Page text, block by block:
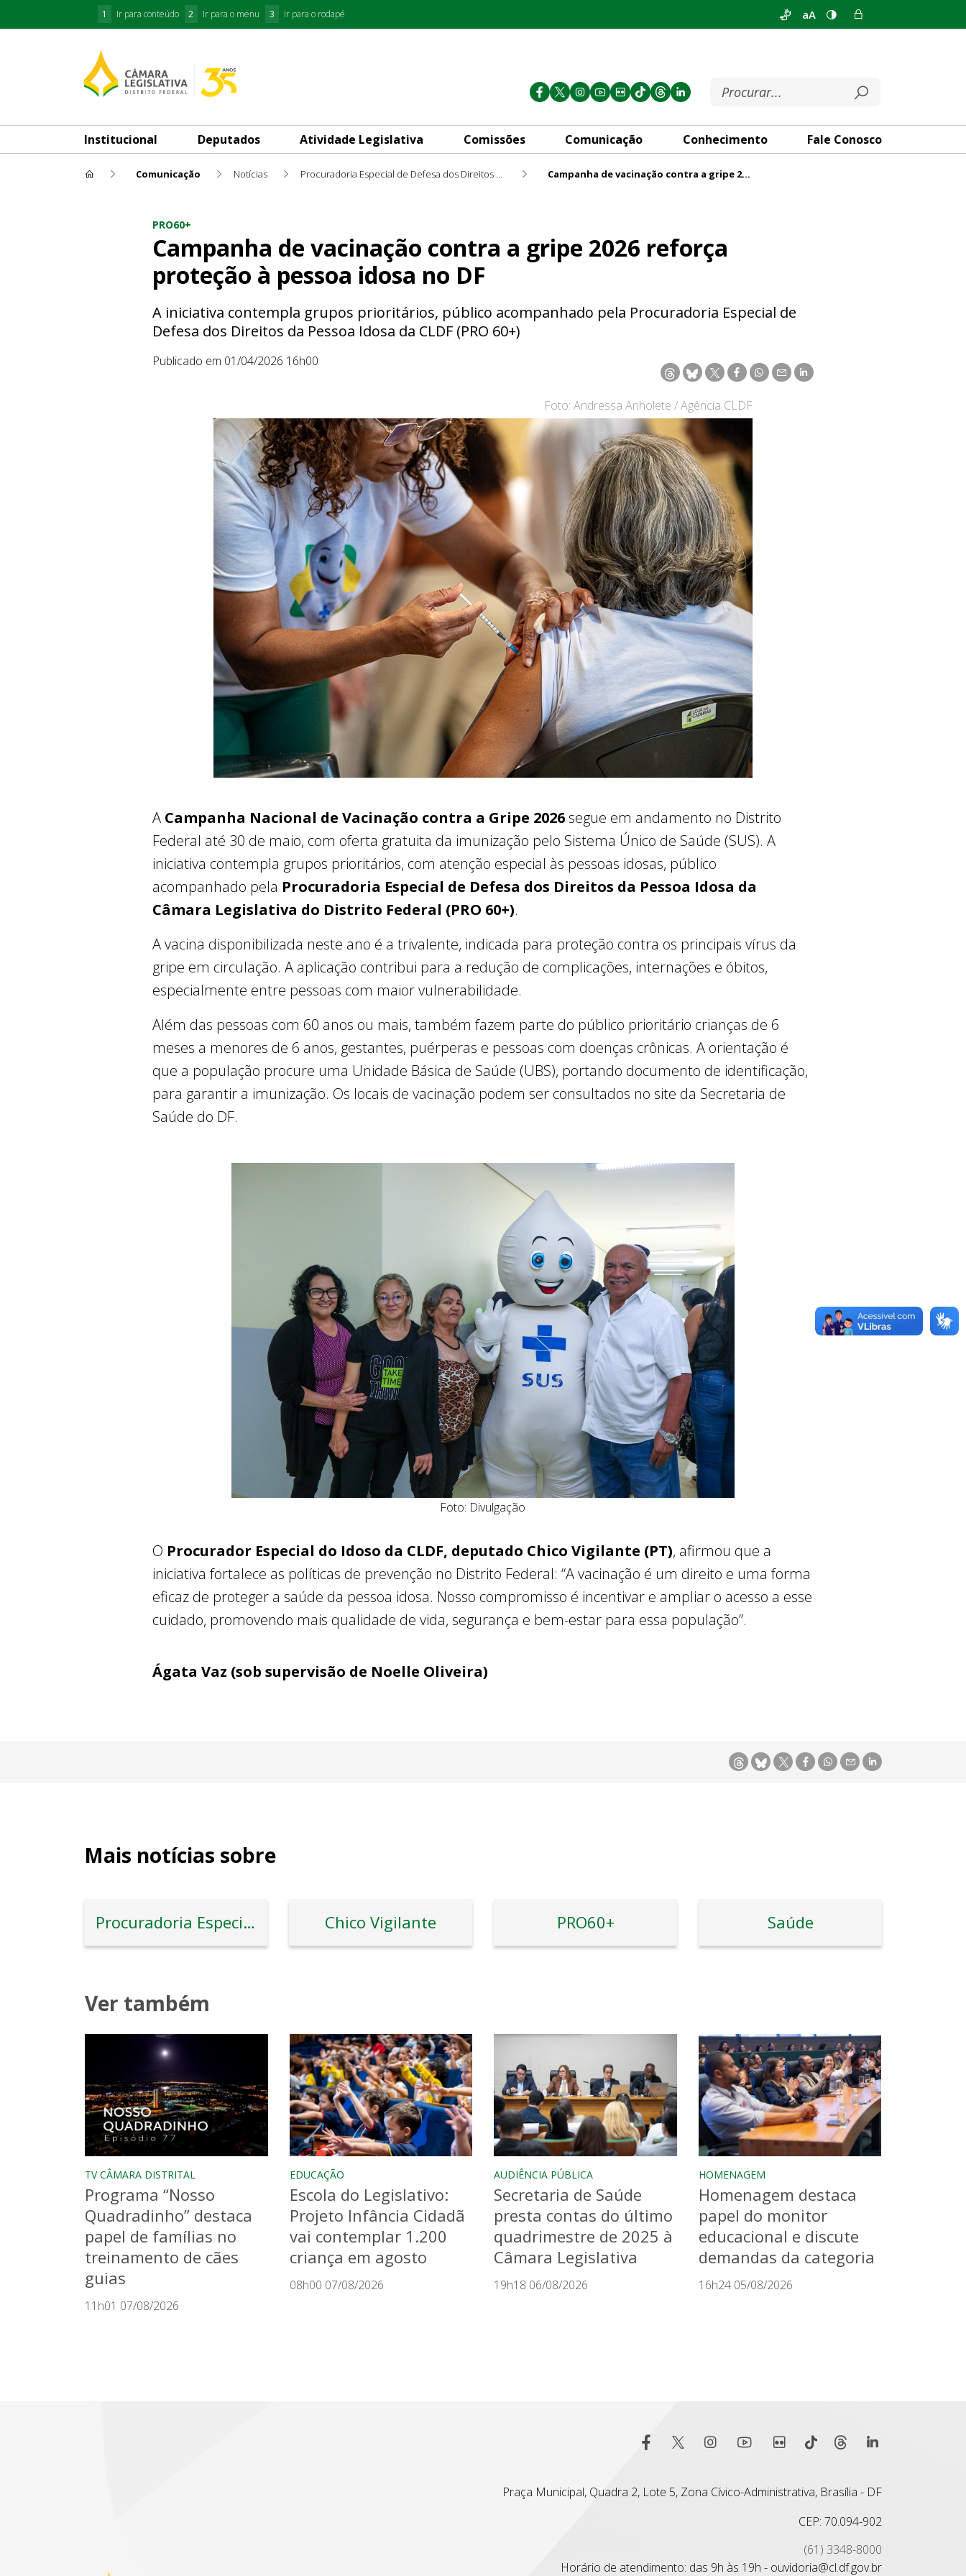
1 Ir para conteúdo 2 Ir para o menu 3 Ir para o rodapé aA
Institucional Deputados Atividade Legislativa Comissões Comunicação Conhecimento Fale Conosco
Comunicação Notícias Procuradoria Especial de Defesa dos Direitos da Pessoa Idosa PRO 60+ Campanha de vacinação contra a gripe 2026 reforça proteção à pessoa idosa no DF
PRO60+
Campanha de vacinação contra a gripe 2026 reforça
proteção à pessoa idosa no DF
A iniciativa contempla grupos prioritários, público acompanhado pela Procuradoria Especial de
Defesa dos Direitos da Pessoa Idosa da CLDF (PRO 60+)
Publicado em 01/04/2026 16h00
Foto: Andressa Anholete / Agência CLDF
A Campanha Nacional de Vacinação contra a Gripe 2026 segue em andamento no Distrito
Federal até 30 de maio, com oferta gratuita da imunização pelo Sistema Único de Saúde (SUS). A
iniciativa contempla grupos prioritários, com atenção especial às pessoas idosas, público
acompanhado pela Procuradoria Especial de Defesa dos Direitos da Pessoa Idosa da
Câmara Legislativa do Distrito Federal (PRO 60+).
A vacina disponibilizada neste ano é a trivalente, indicada para proteção contra os principais vírus da
gripe em circulação. A aplicação contribui para a redução de complicações, internações e óbitos,
especialmente entre pessoas com maior vulnerabilidade.
Além das pessoas com 60 anos ou mais, também fazem parte do público prioritário crianças de 6
meses a menores de 6 anos, gestantes, puérperas e pessoas com doenças crônicas. A orientação é
que a população procure uma Unidade Básica de Saúde (UBS), portando documento de identificação,
para garantir a imunização. Os locais de vacinação podem ser consultados no site da Secretaria de
Saúde do DF.
Foto: Divulgação
O Procurador Especial do Idoso da CLDF, deputado Chico Vigilante (PT), afirmou que a
iniciativa fortalece as políticas de prevenção no Distrito Federal: “A vacinação é um direito e uma forma
eficaz de proteger a saúde da pessoa idosa. Nosso compromisso é incentivar e ampliar o acesso a esse
cuidado, promovendo mais qualidade de vida, segurança e bem-estar para essa população”.
Ágata Vaz (sob supervisão de Noelle Oliveira)
Mais notícias sobre
Procuradoria Especial de Defesa dos Direitos da Pessoa Idosa PRO 60+ Chico Vigilante PRO60+ Saúde
Ver também
TV CÂMARA DISTRITAL
Programa “Nosso
Quadradinho” destaca
papel de famílias no
treinamento de cães
guias
11h01 07/08/2026
EDUCAÇÃO
Escola do Legislativo:
Projeto Infância Cidadã
vai contemplar 1.200
criança em agosto
08h00 07/08/2026
AUDIÊNCIA PÚBLICA
Secretaria de Saúde
presta contas do último
quadrimestre de 2025 à
Câmara Legislativa
19h18 06/08/2026
HOMENAGEM
Homenagem destaca
papel do monitor
educacional e discute
demandas da categoria
16h24 05/08/2026
Praça Municipal, Quadra 2, Lote 5, Zona Cívico-Administrativa, Brasília - DF
CEP: 70.094-902
(61) 3348-8000
Horário de atendimento: das 9h às 19h - ouvidoria@cl.df.gov.br